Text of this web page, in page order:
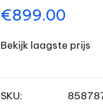
€899.00
Bekijk laagste prijs
SKU: